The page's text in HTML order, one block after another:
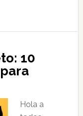
10
Hola a